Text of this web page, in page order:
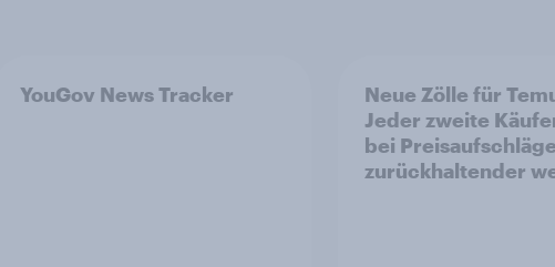
YouGov News Tracker
Neue Zölle für
Jeder zweite
bei
zurückhaltender